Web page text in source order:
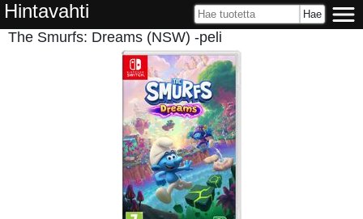
Hintavahti
The Smurfs: Dreams (NSW) -peli